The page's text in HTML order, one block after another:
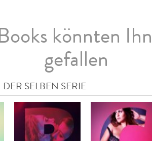
könnten
gefallen
SELBEN SERIE